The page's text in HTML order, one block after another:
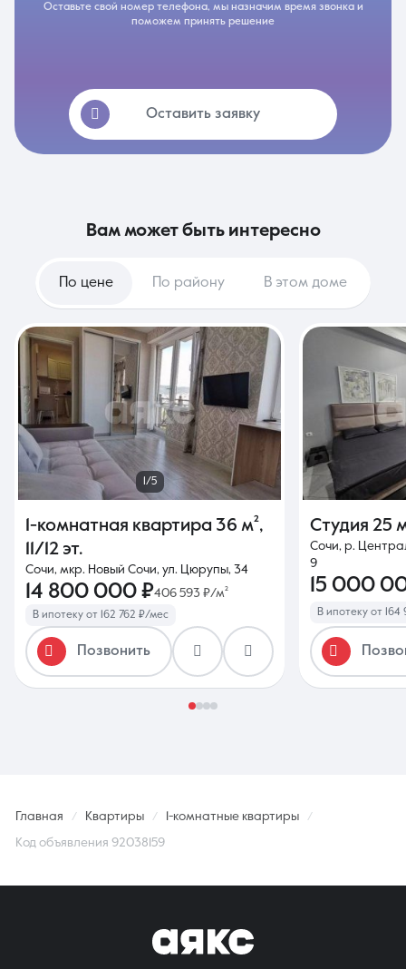
Оставьте свой номер телефона, мы назначим время звонка и
поможем принять решение
Оставить заявку
вам может быть интересно
По цене По району В этом доме
1/5
1-комнатная квартира 36 м²,
11/12 эт.
Сочи, мкр. Новый Сочи, ул. Цюрупы, 34
14 800 000 ₽406 593 ₽/м²
В ипотеку от 162 762 ₽/мес
Позвонить
Студия 25
Сочи, р.
9
15 000
В ипотеку от 164
Главная Квартиры 1-комнатные квартиры
Код объявления 92038159